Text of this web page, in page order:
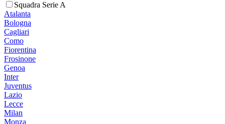
Squadra Serie A
Atalanta
Bologna
Cagliari
Como
Fiorentina
Frosinone
Genoa
Inter
Juventus
Lazio
Lecce
Milan
Monza